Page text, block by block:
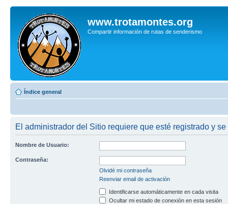
www.trotamontes.org
Compartir información de rutas de senderismo
Índice general
El administrador del Sitio requiere que esté registrado y
Nombre de Usuario:
Contraseña:
Olvidé mi contraseña
Reenviar email de activación
Identificarse automáticamente en cada visita
Ocultar mi estado de conexión en esta sesión